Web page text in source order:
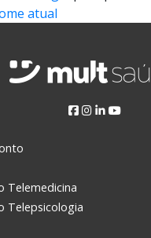
atual
Telemedicina
Telepsicologia